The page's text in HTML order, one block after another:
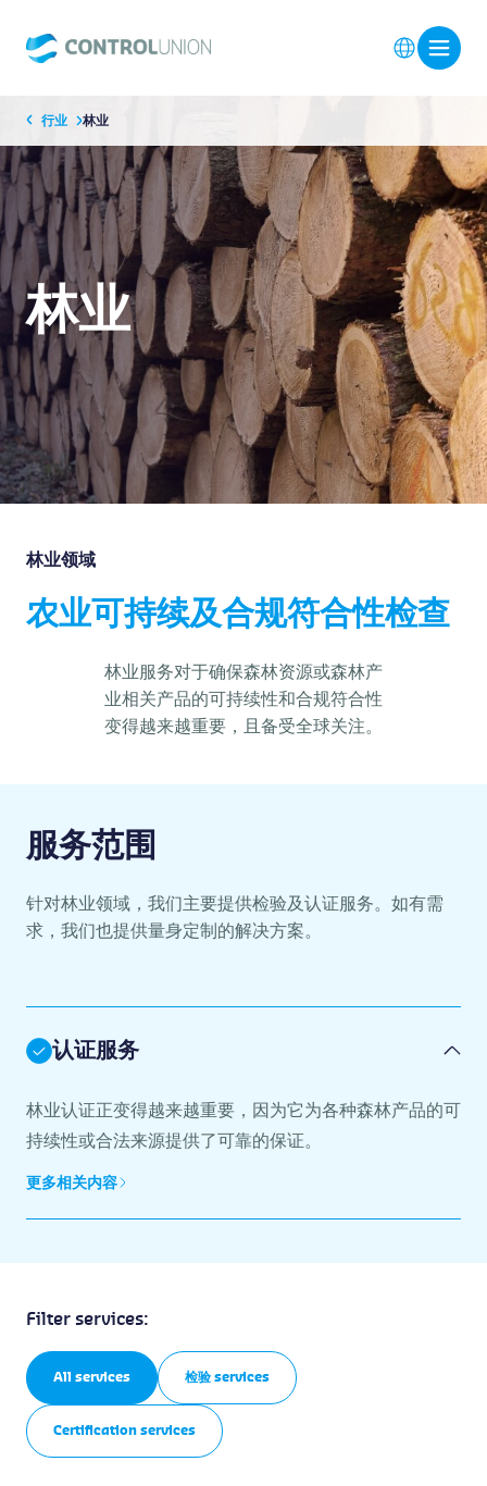
行业 林业
林业
林业领域
农业可持续及合规符合性检查
林业服务对于确保森林资源或森林产
业相关产品的可持续性和合规符合性
变得越来越重要，且备受全球关注。
服务范围
针对林业领域，我们主要提供检验及认证服务。如有需
求，我们也提供量身定制的解决方案。
认证服务
林业认证正变得越来越重要，因为它为各种森林产品的可
持续性或合法来源提供了可靠的保证。
更多相关内容
Filter services:
All services 检验 services
Certification services